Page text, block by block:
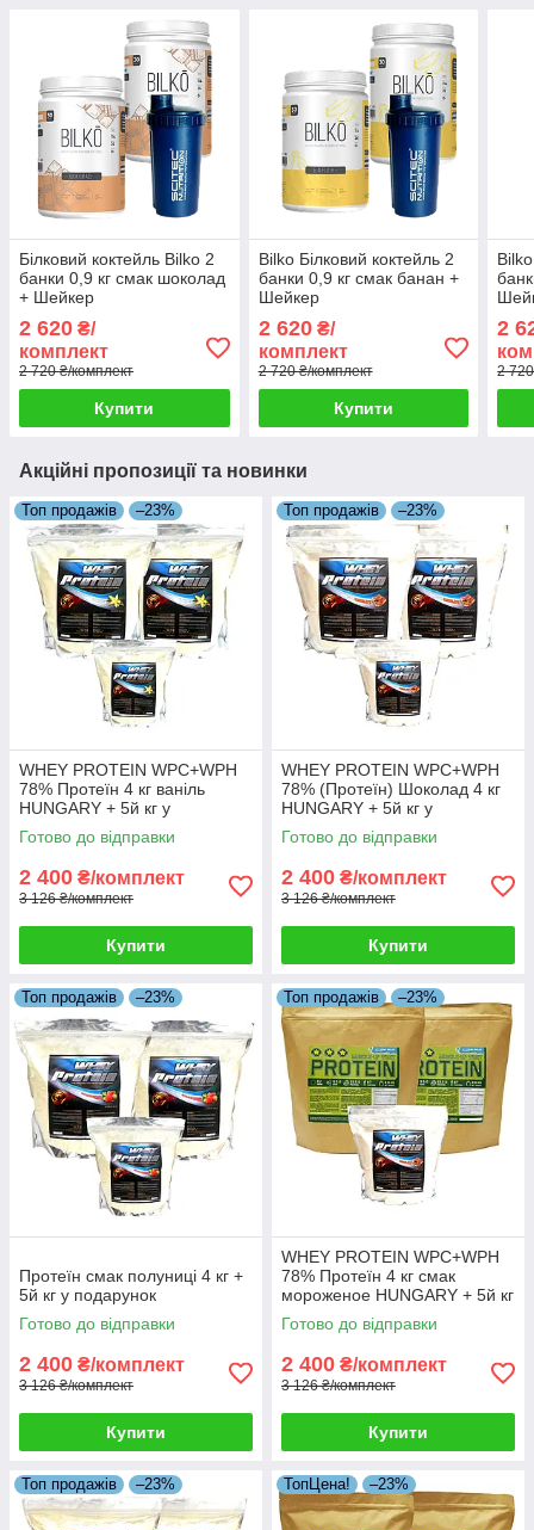
Білковий коктейль Bilko 2
банки 0,9 кг смак шоколад
+ Шейкер
2 620 ₴/
комплект
2 720 ₴/комплект
Купити
Bilko Білковий коктейль 2
банки 0,9 кг смак банан +
Шейкер
2 620₴/
комплект
2 720 ₴/комплект
Купити
2
2
Акційні пропозиції та новинки
Топ продажів –23%
WHEY PROTEIN WPC+WPH
78% Протеїн 4 кг ваніль
HUNGARY + 5й кг у
Подарунок!
Готово до відправки
2 400 ₴/комплект
3 126 ₴/комплект
Купити
Топ продажів –23%
WHEY PROTEIN WPC+WPH
78% (Протеїн) Шоколад 4 кг
HUNGARY + 5й кг у
Подарунок!
Готово до відправки
2 400 ₴/комплект
3 126 ₴/комплект
Купити
Топ продажів –23%
Протеїн смак полуниці 4 кг +
5й кг у подарунок
Готово до відправки
2 400 ₴/комплект
3 126 ₴/комплект
Купити
Топ продажів –23%
WHEY PROTEIN WPC+WPH
78% Протеїн 4 кг смак
мороженое HUNGARY + 5й кг
Протеїну в Подарунок!
Готово до відправки
2 400 ₴/комплект
3 126 ₴/комплект
Купити
Топ продажів –23% ТопЦена! –23%